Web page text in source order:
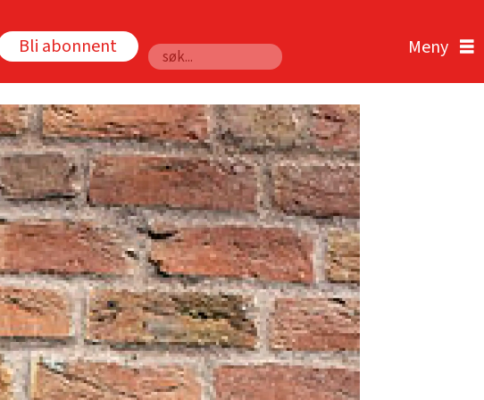
Bli abonnent
Søk